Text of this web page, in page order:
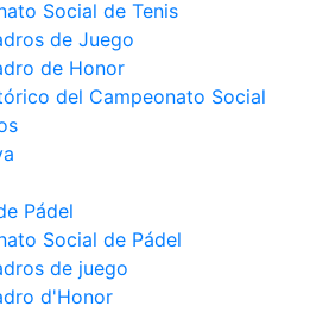
Social de Tenis
de Juego
de Honor
del Campeonato Social
Pádel
Social de Pádel
de juego
d'Honor